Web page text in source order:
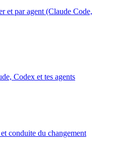
et par agent (Claude Code,
Codex et tes agents
conduite du changement